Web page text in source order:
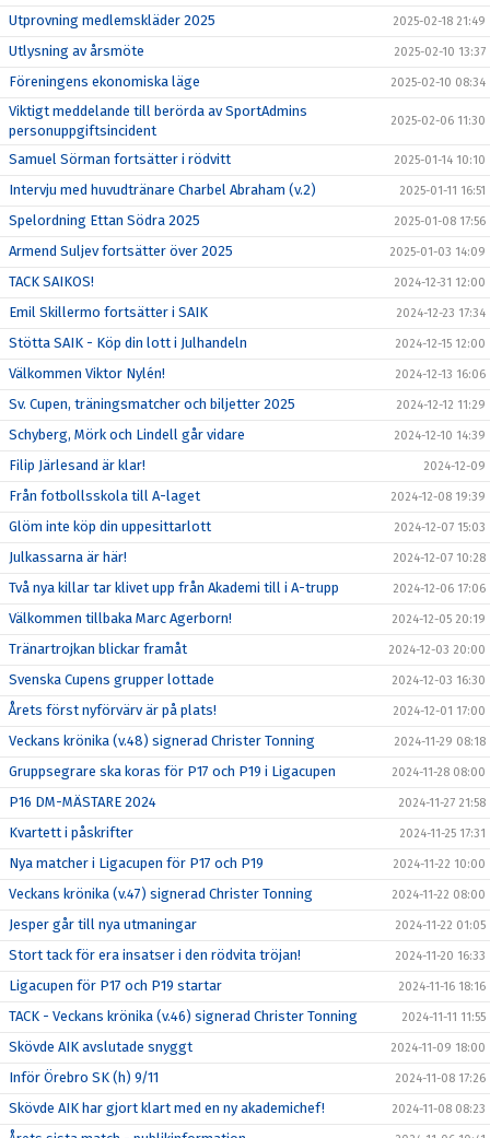
Utprovning medlemskläder 2025 2025-02-18 21:49
Utlysning av årsmöte 2025-02-10 13:37
Föreningens ekonomiska läge 2025-02-10 08:34
Viktigt meddelande till berörda av SportAdmins
personuppgiftsincident
2025-02-06 11:30
Samuel Sörman fortsätter i rödvitt 2025-01-14 10:10
Intervju med huvudtränare Charbel Abraham (v.2) 2025-01-11 16:51
Spelordning Ettan Södra 2025 2025-01-08 17:56
Armend Suljev fortsätter över 2025 2025-01-03 14:09
TACK SAIKOS! 2024-12-31 12:00
Emil Skillermo fortsätter i SAIK 2024-12-23 17:34
Stötta SAIK - Köp din lott i Julhandeln 2024-12-15 12:00
Välkommen Viktor Nylén! 2024-12-13 16:06
Sv. Cupen, träningsmatcher och biljetter 2025 2024-12-12 11:29
Schyberg, Mörk och Lindell går vidare 2024-12-10 14:39
Filip Järlesand är klar! 2024-12-09
Från fotbollsskola till A-laget 2024-12-08 19:39
Glöm inte köp din uppesittarlott 2024-12-07 15:03
Julkassarna är här! 2024-12-07 10:28
Två nya killar tar klivet upp från Akademi till i A-trupp 2024-12-06 17:06
Välkommen tillbaka Marc Agerborn! 2024-12-05 20:19
Tränartrojkan blickar framåt 2024-12-03 20:00
Svenska Cupens grupper lottade 2024-12-03 16:30
Årets först nyförvärv är på plats! 2024-12-01 17:00
Veckans krönika (v.48) signerad Christer Tonning 2024-11-29 08:18
Gruppsegrare ska koras för P17 och P19 i Ligacupen 2024-11-28 08:00
P16 DM-MÄSTARE 2024 2024-11-27 21:58
Kvartett i påskrifter 2024-11-25 17:31
Nya matcher i Ligacupen för P17 och P19 2024-11-22 10:00
Veckans krönika (v.47) signerad Christer Tonning 2024-11-22 08:00
Jesper går till nya utmaningar 2024-11-22 01:05
Stort tack för era insatser i den rödvita tröjan! 2024-11-20 16:33
Ligacupen för P17 och P19 startar 2024-11-16 18:16
TACK - Veckans krönika (v.46) signerad Christer Tonning 2024-11-11 11:55
Skövde AIK avslutade snyggt 2024-11-09 18:00
Inför Örebro SK (h) 9/11 2024-11-08 17:26
Skövde AIK har gjort klart med en ny akademichef! 2024-11-08 08:23